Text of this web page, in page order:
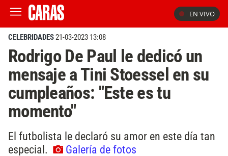
EN VIVO
CELEBRIDADES21-03-2023 13:08
Rodrigo De Paul le dedicó un
mensaje a Tini Stoessel en su
cumpleaños: "Este es tu
momento"
El futbolista le declaró su amor en este día tan
especial.
Galería de fotos